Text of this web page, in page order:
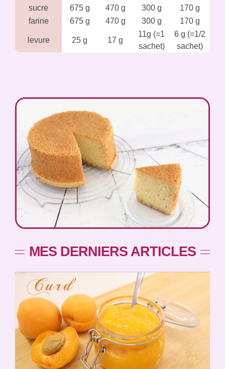
sucre
675 g 470 g 300 g
170 g
farine
675 g 470 g 300 g 170 g
levure 25 g 17 g
11g (=1
sachet)
6 g (=1/2
sachet)
MES DERNIERS ARTICLES